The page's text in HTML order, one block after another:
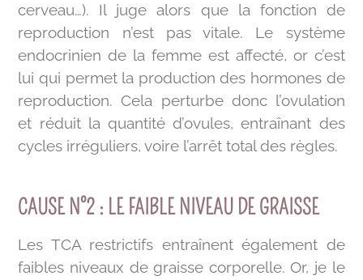
cerveau…). Il juge alors que la fonction de
reproduction n’est pas vitale. Le système
endocrinien de la femme est affecté, or c’est
lui qui permet la production des hormones de
reproduction. Cela perturbe donc l’ovulation
et réduit la quantité d’ovules, entraînant des
cycles irréguliers, voire l’arrêt total des règles.
CAUSE N°2 : LE FAIBLE NIVEAU DE GRAISSE
Les TCA restrictifs entraînent également de
faibles niveaux de graisse corporelle. Or, je le